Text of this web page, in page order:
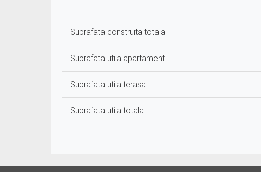
Suprafata construita totala
Suprafata utila apartament
Suprafata utila terasa
Suprafata utila totala